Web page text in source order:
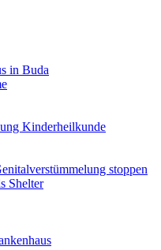
in Buda
Kinderheilkunde
stoppen
Shelter